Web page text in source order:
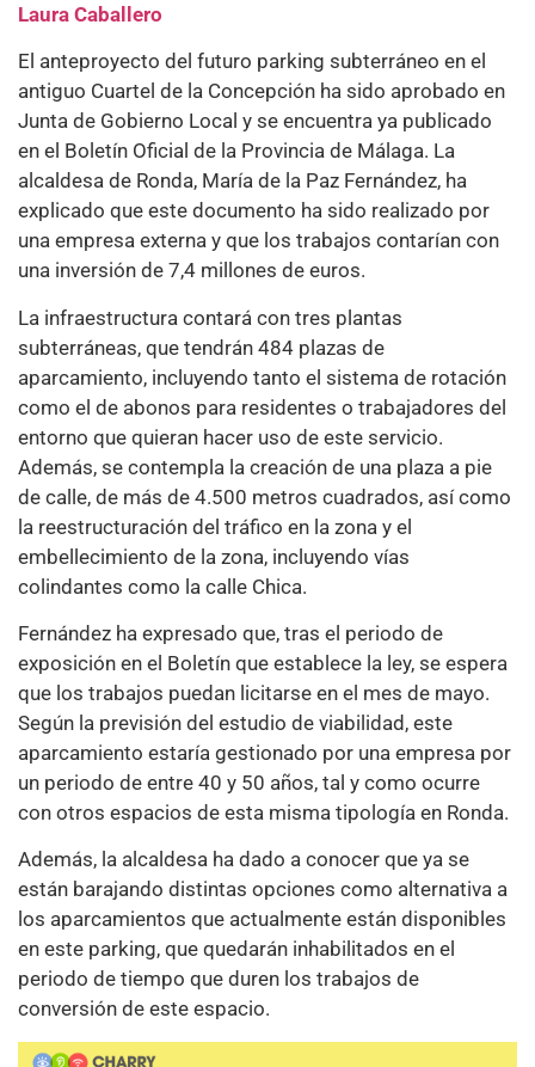
Laura Caballero
El anteproyecto del futuro parking subterráneo en el
antiguo Cuartel de la Concepción ha sido aprobado en
Junta de Gobierno Local y se encuentra ya publicado
en el Boletín Oficial de la Provincia de Málaga. La
alcaldesa de Ronda, María de la Paz Fernández, ha
explicado que este documento ha sido realizado por
una empresa externa y que los trabajos contarían con
una inversión de 7,4 millones de euros.
La infraestructura contará con tres plantas
subterráneas, que tendrán 484 plazas de
aparcamiento, incluyendo tanto el sistema de rotación
como el de abonos para residentes o trabajadores del
entorno que quieran hacer uso de este servicio.
Además, se contempla la creación de una plaza a pie
de calle, de más de 4.500 metros cuadrados, así como
la reestructuración del tráfico en la zona y el
embellecimiento de la zona, incluyendo vías
colindantes como la calle Chica.
Fernández ha expresado que, tras el periodo de
exposición en el Boletín que establece la ley, se espera
que los trabajos puedan licitarse en el mes de mayo.
Según la previsión del estudio de viabilidad, este
aparcamiento estaría gestionado por una empresa por
un periodo de entre 40 y 50 años, tal y como ocurre
con otros espacios de esta misma tipología en Ronda.
Además, la alcaldesa ha dado a conocer que ya se
están barajando distintas opciones como alternativa a
los aparcamientos que actualmente están disponibles
en este parking, que quedarán inhabilitados en el
periodo de tiempo que duren los trabajos de
conversión de este espacio.